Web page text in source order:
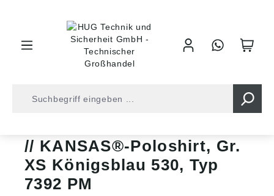
KANSAS®-Poloshirt, Gr.
XS Königsblau 530, Typ
7392 PM